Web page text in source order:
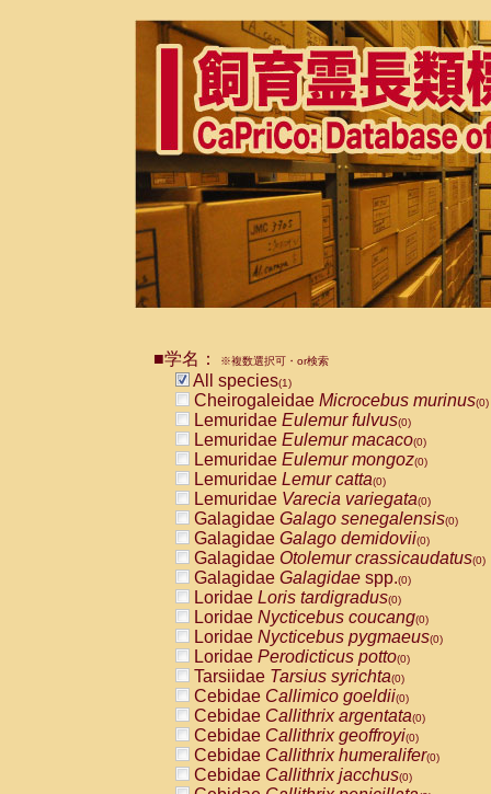
■学名： ※複数選択可・or検索
All species(1)
Cheirogaleidae Microcebus murinus(0)
Lemuridae Eulemur fulvus(0)
Lemuridae Eulemur macaco(0)
Lemuridae Eulemur mongoz(0)
Lemuridae Lemur catta(0)
Lemuridae Varecia variegata(0)
Galagidae Galago senegalensis(0)
Galagidae Galago demidovii(0)
Galagidae Otolemur crassicaudatus(0)
Galagidae Galagidae spp.(0)
Loridae Loris tardigradus(0)
Loridae Nycticebus coucang(0)
Loridae Nycticebus pygmaeus(0)
Loridae Perodicticus potto(0)
Tarsiidae Tarsius syrichta(0)
Cebidae Callimico goeldii(0)
Cebidae Callithrix argentata(0)
Cebidae Callithrix geoffroyi(0)
Cebidae Callithrix humeralifer(0)
Cebidae Callithrix jacchus(0)